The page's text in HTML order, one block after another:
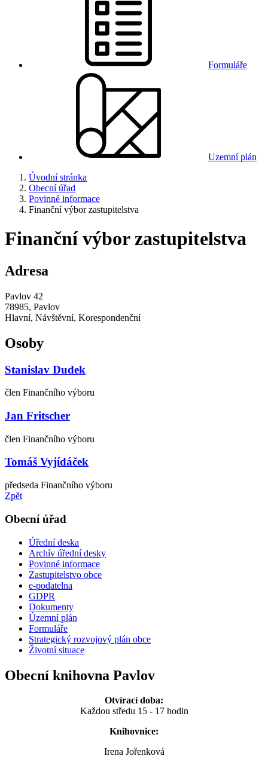
Formuláře
Uzemní plán
Úvodní stránka
Obecní úřad
Povinné informace
Finanční výbor zastupitelstva
Finanční výbor zastupitelstva
Adresa
Pavlov 42
78985, Pavlov
Hlavní, Návštěvní, Korespondenční
Osoby
Stanislav Dudek
člen Finančního výboru
Jan Fritscher
člen Finančního výboru
Tomáš Vyjídáček
předseda Finančního výboru
Zpět
Obecní úřad
Úřední deska
Archív úřední desky
Povinné informace
Zastupitelstvo obce
e-podatelna
GDPR
Dokumenty
Územní plán
Formuláře
Strategický rozvojový plán obce
Životní situace
Obecní knihovna Pavlov
Otvírací doba:
Každou středu 15 - 17 hodin
Knihovnice:
Irena Jořenková